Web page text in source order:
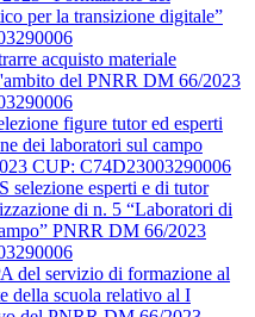
per la transizione digitale”
acquisto materiale
del PNRR DM 66/2023
figure tutor ed esperti
dei laboratori sul campo
CUP: C74D23003290006
selezione esperti e di tutor
di n. 5 “Laboratori di
PNRR DM 66/2023
del servizio di formazione al
della scuola relativo al I